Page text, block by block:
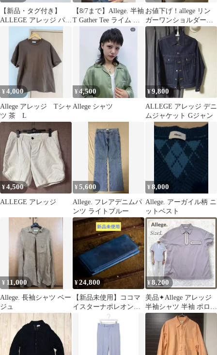
【新品・タグ付き】
ALLEGE アレッジ パン
ツ クロップドパンツ
【8/7まで】Allege. 半袖
T Gather Tee ライム イ
お値下げ！allege リン
ガーワンショルダー
ワンピース
¥4,000
Allege アレッジ Tシャ
ツ 茶 L
¥4,500
Allege シャツ
¥9,800
ALLEGE アレッジ デニ
ムジャケット Gジャン
¥4,500
ALLEGE アレッジ
¥5,600
Allege. フレアデニムパ
ンツ ライトブルー
¥8,000
Allege. アーガイル柄 ニ
ットベスト
¥ 11,000
Allege. 長袖シャツ ベー
ジュ
¥24,800
【新品未使用】ココマ
イスターナポレオンカ
ーフ・アレッジドウォ
レット長財布
¥8,200
美品✦Allege アレッジ
半袖シャツ 半袖 ポロシ
ャツ L グレー 完売 秋